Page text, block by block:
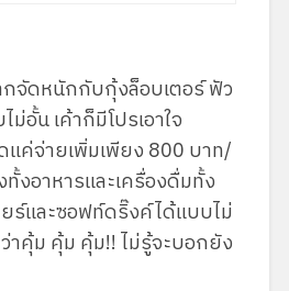
จัดหนักกับกุ้งล็อบเตอร์ ฟัว
อั้น เค้าก็มีโปรเอาใจ
ค่จ่ายเพิ่มเพียง 800 บาท/
งอาหารและเครื่องดื่มทั้ง
ร์และซอฟท์ดริ๊งค์ได้แบบไม่
าคุ้ม คุ้ม คุ้ม!! ไม่รู้จะบอกยัง